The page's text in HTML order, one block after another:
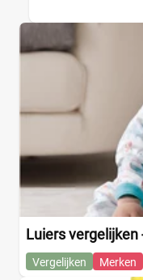
Luiers vergelijken
Vergelijken Merken